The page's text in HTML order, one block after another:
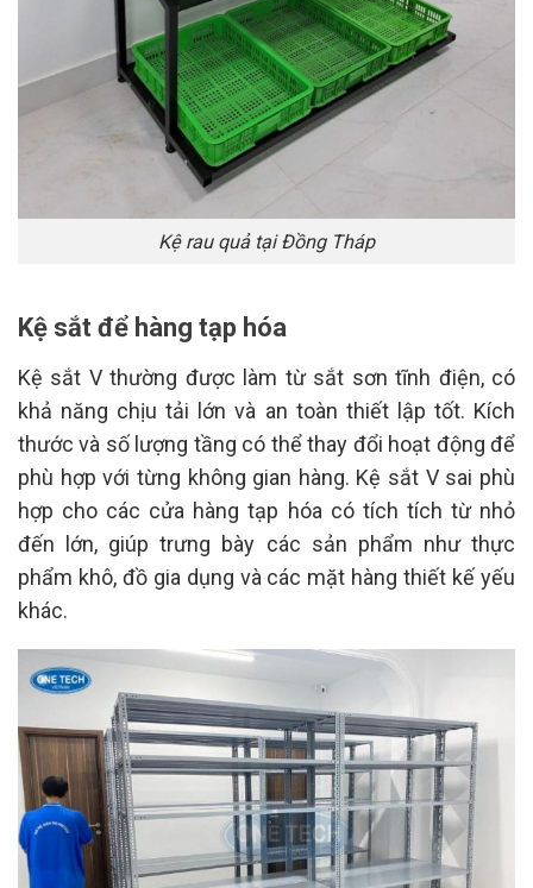
Kệ rau quả tại Đồng Tháp
Kệ sắt để hàng tạp hóa
Kệ sắt V thường được làm từ sắt sơn tĩnh điện, có
khả năng chịu tải lớn và an toàn thiết lập tốt. Kích
thước và số lượng tầng có thể thay đổi hoạt động để
phù hợp với từng không gian hàng. Kệ sắt V sai phù
hợp cho các cửa hàng tạp hóa có tích tích từ nhỏ
đến lớn, giúp trưng bày các sản phẩm như thực
phẩm khô, đồ gia dụng và các mặt hàng thiết kế yếu
khác.